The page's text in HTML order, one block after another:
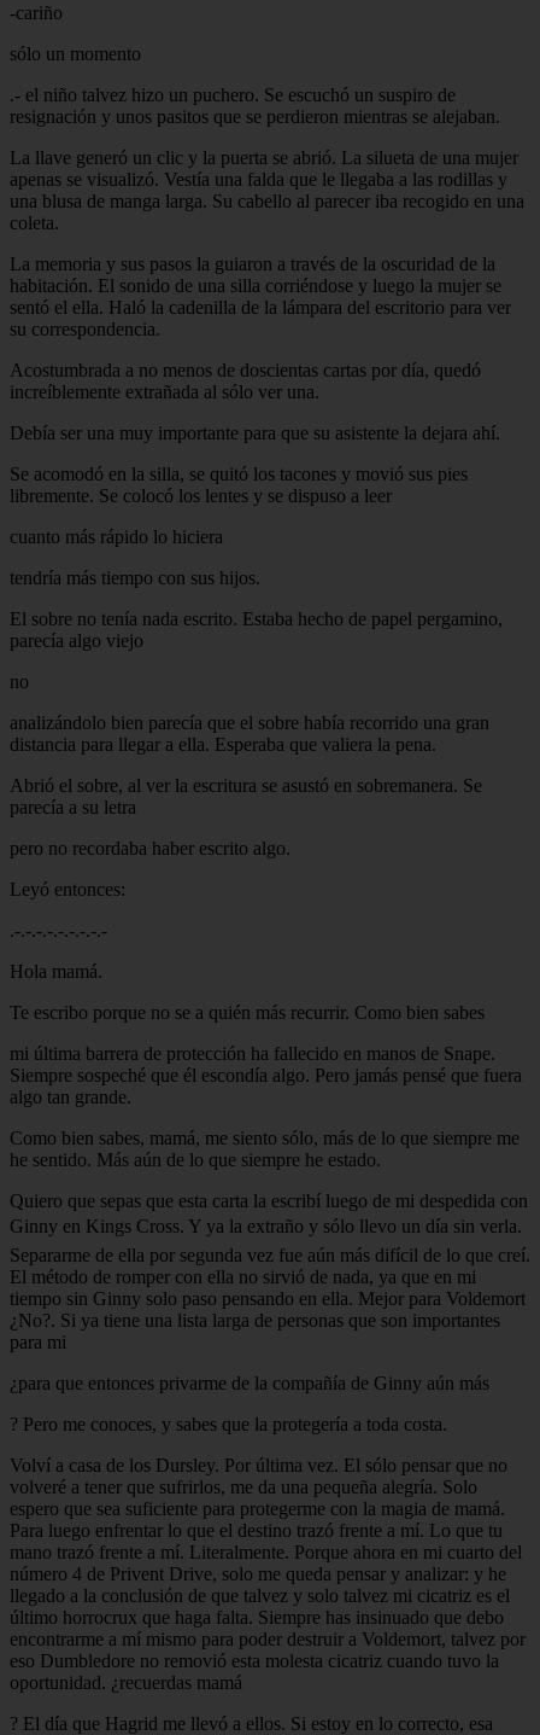
-cariño
sólo un momento
.- el niño talvez hizo un puchero. Se escuchó un suspiro de
resignación y unos pasitos que se perdieron mientras se alejaban.
La llave generó un clic y la puerta se abrió. La silueta de una mujer
apenas se visualizó. Vestía una falda que le llegaba a las rodillas y
una blusa de manga larga. Su cabello al parecer iba recogido en una
coleta.
La memoria y sus pasos la guiaron a través de la oscuridad de la
habitación. El sonido de una silla corriéndose y luego la mujer se
sentó el ella. Haló la cadenilla de la lámpara del escritorio para ver
su correspondencia.
Acostumbrada a no menos de doscientas cartas por día, quedó
increíblemente extrañada al sólo ver una.
Debía ser una muy importante para que su asistente la dejara ahí.
Se acomodó en la silla, se quitó los tacones y movió sus pies
libremente. Se colocó los lentes y se dispuso a leer
cuanto más rápido lo hiciera
tendría más tiempo con sus hijos.
El sobre no tenía nada escrito. Estaba hecho de papel pergamino,
parecía algo viejo
no
analizándolo bien parecía que el sobre había recorrido una gran
distancia para llegar a ella. Esperaba que valiera la pena.
Abrió el sobre, al ver la escritura se asustó en sobremanera. Se
parecía a su letra
pero no recordaba haber escrito algo.
Leyó entonces:
.-.-.-.-.-.-.-.-.-
Hola mamá.
Te escribo porque no se a quién más recurrir. Como bien sabes
mi última barrera de protección ha fallecido en manos de Snape.
Siempre sospeché que él escondía algo. Pero jamás pensé que fuera
algo tan grande.
Como bien sabes, mamá, me siento sólo, más de lo que siempre me
he sentido. Más aún de lo que siempre he estado.
Quiero que sepas que esta carta la escribí luego de mi despedida con
Ginny en Kings Cross. Y ya la extraño y sólo llevo un día sin verla.
Separarme de ella por segunda vez fue aún más difícil de lo que creí.
El método de romper con ella no sirvió de nada, ya que en mi
tiempo sin Ginny solo paso pensando en ella. Mejor para Voldemort
¿No?. Si ya tiene una lista larga de personas que son importantes
para mi
¿para que entonces privarme de la compañía de Ginny aún más
? Pero me conoces, y sabes que la protegería a toda costa.
Volví a casa de los Dursley. Por última vez. El sólo pensar que no
volveré a tener que sufrirlos, me da una pequeña alegría. Solo
espero que sea suficiente para protegerme con la magia de mamá.
Para luego enfrentar lo que el destino trazó frente a mí. Lo que tu
mano trazó frente a mí. Literalmente. Porque ahora en mi cuarto del
número 4 de Privent Drive, solo me queda pensar y analizar: y he
llegado a la conclusión de que talvez y solo talvez mi cicatriz es el
último horrocrux que haga falta. Siempre has insinuado que debo
encontrarme a mí mismo para poder destruir a Voldemort, talvez por
eso Dumbledore no removió esta molesta cicatriz cuando tuvo la
oportunidad. ¿recuerdas mamá
? El día que Hagrid me llevó a ellos. Si estoy en lo correcto, esa